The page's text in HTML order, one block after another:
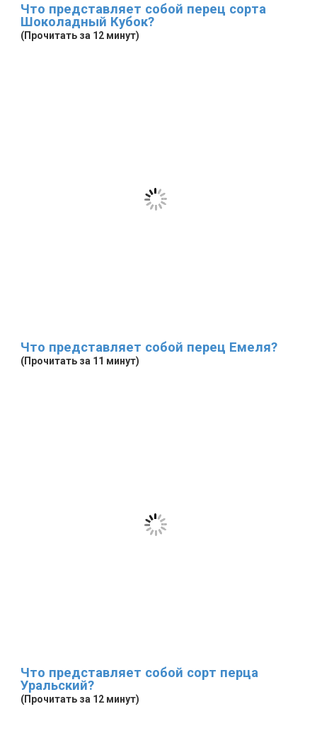
Что представляет собой перец сорта
Шоколадный Кубок?
(Прочитать за 12 минут)
Что представляет собой перец Емеля?
(Прочитать за 11 минут)
Что представляет собой сорт перца
Уральский?
(Прочитать за 12 минут)